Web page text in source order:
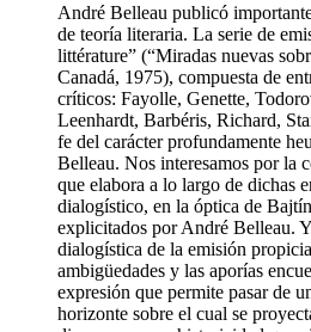
André Belleau publicó
de teoría literaria. La serie de
littérature” (“Miradas nuevas
Canadá, 1975), compuesta de
críticos: Fayolle, Genette,
Leenhardt, Barbéris, Richard,
fe del carácter profundamente
Belleau. Nos interesamos por la
que elabora a lo largo de dichas
dialogístico, en la óptica de
explicitados por André Belleau.
dialogística de la emisión
ambigüedades y las aporías
expresión que permite pasar de
horizonte sobre el cual se